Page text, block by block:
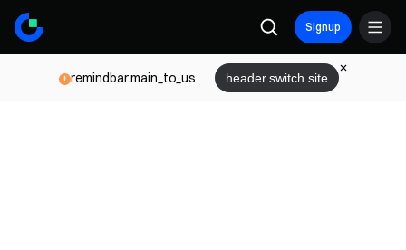
Signup
remindbar.main_to_us header.switch.site